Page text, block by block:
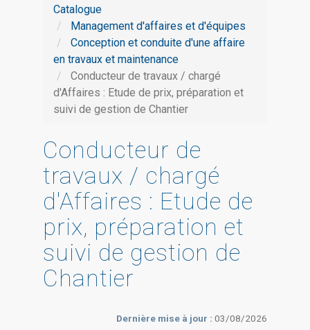
Catalogue
Management d'affaires et d'équipes
Conception et conduite d'une affaire
en travaux et maintenance
Conducteur de travaux / chargé
d'Affaires : Etude de prix, préparation et
suivi de gestion de Chantier
Conducteur de
travaux / chargé
d'Affaires : Etude de
prix, préparation et
suivi de gestion de
Chantier
Dernière mise à jour : 03/08/2026